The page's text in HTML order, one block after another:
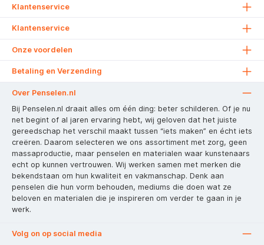
Klantenservice
Klantenservice
Onze voordelen
Betaling en Verzending
Over Penselen.nl
Bij Penselen.nl draait alles om één ding: beter schilderen. Of je nu
net begint of al jaren ervaring hebt, wij geloven dat het juiste
gereedschap het verschil maakt tussen “iets maken” en écht iets
creëren. Daarom selecteren we ons assortiment met zorg, geen
massaproductie, maar penselen en materialen waar kunstenaars
echt op kunnen vertrouwen. Wij werken samen met merken die
bekendstaan om hun kwaliteit en vakmanschap. Denk aan
penselen die hun vorm behouden, mediums die doen wat ze
beloven en materialen die je inspireren om verder te gaan in je
werk.
Volg on op social media